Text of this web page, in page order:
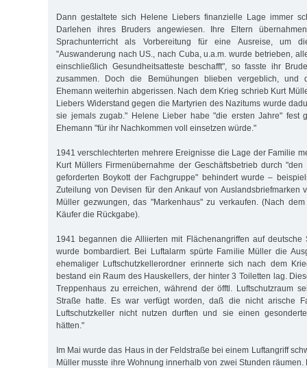
Dann gestaltete sich Helene Liebers finanzielle Lage immer
Darlehen ihres Bruders angewiesen. Ihre Eltern
Sprachunterricht als Vorbereitung für eine Ausreise, um
"Auswanderung nach US., nach Cuba, u.a.m. wurde betrieben,
einschließlich Gesundheitsatteste beschafft", so fasste ihr
zusammen. Doch die Bemühungen blieben vergeblich, und
Ehemann weiterhin abgerissen. Nach dem Krieg schrieb Kurt
Liebers Widerstand gegen die Martyrien des Nazitums wurde
sie jemals zugab." Helene Lieber habe "die ersten Jahre" fest
Ehemann "für ihr Nachkommen voll einsetzen würde."
1941 verschlechterten mehrere Ereignisse die Lage der Familie
Kurt Müllers Firmenübernahme der Geschäftsbetrieb durch
geforderten Boykott der Fachgruppe" behindert wurde –
Zuteilung von Devisen für den Ankauf von Auslandsbriefmarken
Müller gezwungen, das "Markenhaus" zu verkaufen. (Nach
Käufer die Rückgabe).
1941 begannen die Alliierten mit Flächenangriffen auf deutsche
wurde bombardiert. Bei Luftalarm spürte Familie Müller die
ehemaliger Luftschutzkellerordner erinnerte sich nach dem
bestand ein Raum des Hauskellers, der hinter 3 Toiletten lag.
Treppenhaus zu erreichen, während der öfftl. Luftschutzraum
Straße hatte. Es war verfügt worden, daß die nicht arische
Luftschutzkeller nicht nutzen durften und sie einen
hätten."
Im Mai wurde das Haus in der Feldstraße bei einem Luftangriff
Müller musste ihre Wohnung innerhalb von zwei Stunden räumen.